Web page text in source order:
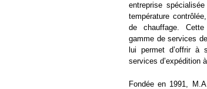
entreprise
température
de chauffage.
gamme de services
lui permet d’offrir à
services d’expédition
Fondée en 1991,